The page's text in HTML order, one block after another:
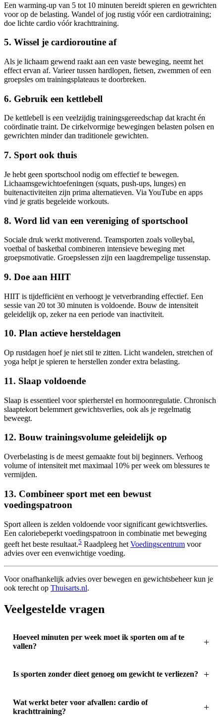
Een warming-up van 5 tot 10 minuten bereidt spieren en gewrichten
voor op de belasting. Wandel of jog rustig vóór een cardiotraining;
doe lichte cardio vóór krachttraining.
5. Wissel je cardioroutine af
Als je lichaam gewend raakt aan een vaste beweging, neemt het
effect ervan af. Varieer tussen hardlopen, fietsen, zwemmen of een
groepsles om trainingsplateaus te doorbreken.
6. Gebruik een kettlebell
De kettlebell is een veelzijdig trainingsgereedschap dat kracht én
coördinatie traint. De cirkelvormige bewegingen belasten polsen en
gewrichten minder dan traditionele gewichten.
7. Sport ook thuis
Je hebt geen sportschool nodig om effectief te bewegen.
Lichaamsgewichtoefeningen (squats, push-ups, lunges) en
buitenactiviteiten zijn prima alternatieven. Via YouTube en apps
vind je gratis begeleide workouts.
8. Word lid van een vereniging of sportschool
Sociale druk werkt motiverend. Teamsporten zoals volleybal,
voetbal of basketbal combineren intensieve beweging met
groepsmotivatie. Groepslessen zijn een laagdrempelige tussenstap.
9. Doe aan HIIT
HIIT is tijdefficiënt en verhoogt je vetverbranding effectief. Een
sessie van 20 tot 30 minuten is voldoende. Bouw de intensiteit
geleidelijk op, zeker na een periode van inactiviteit.
10. Plan actieve hersteldagen
Op rustdagen hoef je niet stil te zitten. Licht wandelen, stretchen of
yoga helpt je spieren te herstellen zonder extra belasting.
11. Slaap voldoende
Slaap is essentieel voor spierherstel en hormoonregulatie. Chronisch
slaaptekort belemmert gewichtsverlies, ook als je regelmatig
beweegt.
12. Bouw trainingsvolume geleidelijk op
Overbelasting is de meest gemaakte fout bij beginners. Verhoog
volume of intensiteit met maximaal 10% per week om blessures te
vermijden.
13. Combineer sport met een bewust
voedingspatroon
Sport alleen is zelden voldoende voor significant gewichtsverlies.
Een caloriebeperkt voedingspatroon in combinatie met beweging
geeft het beste resultaat.5 Raadpleeg het Voedingscentrum voor
advies over een evenwichtige voeding.
Voor onafhankelijk advies over bewegen en gewichtsbeheer kun je
ook terecht op Thuisarts.nl.
Veelgestelde vragen
Hoeveel minuten per week moet ik sporten om af te
vallen?
Is sporten zonder dieet genoeg om gewicht te verliezen?
Wat werkt beter voor afvallen: cardio of
krachttraining?